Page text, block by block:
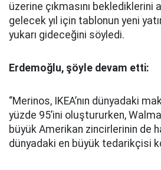
üzerine çıkmasını beklediklerini
gelecek yıl için tablonun yeni
yukarı gideceğini söyledi.
Erdemoğlu, şöyle devam etti:
“Merinos, IKEA’nın dünyadaki
yüzde 95’ini oluştururken,
büyük Amerikan zincirlerinin de
dünyadaki en büyük tedarikçisi